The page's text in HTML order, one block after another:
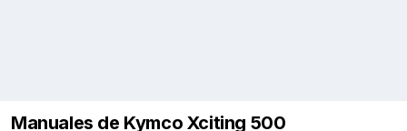
Manuales de Kymco Xciting 500